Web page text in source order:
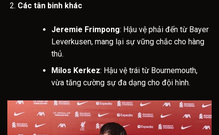
Các tân binh khác
Jeremie Frimpong: Hậu vệ phải đến từ Bayer
Leverkusen, mang lại sự vững chắc cho hàng
thủ.
Milos Kerkez: Hậu vệ trái từ Bournemouth,
vừa tăng cường sự đa dạng cho đội hình.